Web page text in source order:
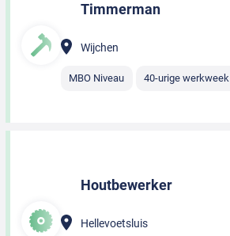
Timmerman
Wijchen
MBO Niveau 40-urige werkweek
Houtbewerker
Hellevoetsluis